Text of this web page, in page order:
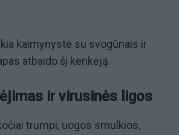
kaimynystė su svogūnais ir
atbaido šį kenkėją.
ir virusinės ligos
trumpi, uogos smulkios,